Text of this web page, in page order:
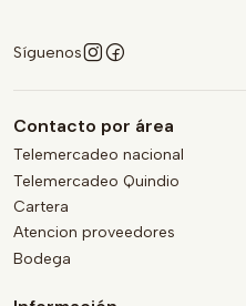
Síguenos
Contacto por área
Telemercadeo nacional
Telemercadeo Quindio
Cartera
Atencion proveedores
Bodega